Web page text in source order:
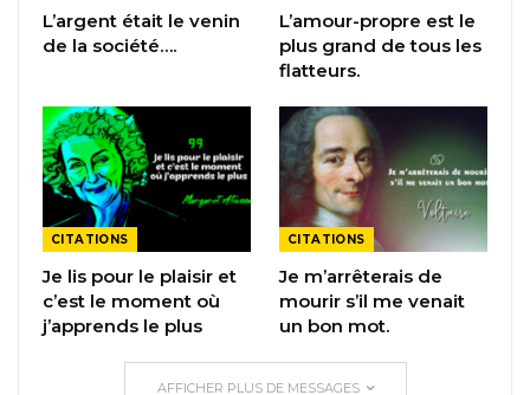
L’argent était le venin
de la société….
L’amour-propre est le
plus grand de tous les
flatteurs.
CITATIONS
Je lis pour le plaisir et
c’est le moment où
j’apprends le plus
CITATIONS
Je m’arrêterais de
mourir s’il me venait
un bon mot.
AFFICHER PLUS DE MESSAGES